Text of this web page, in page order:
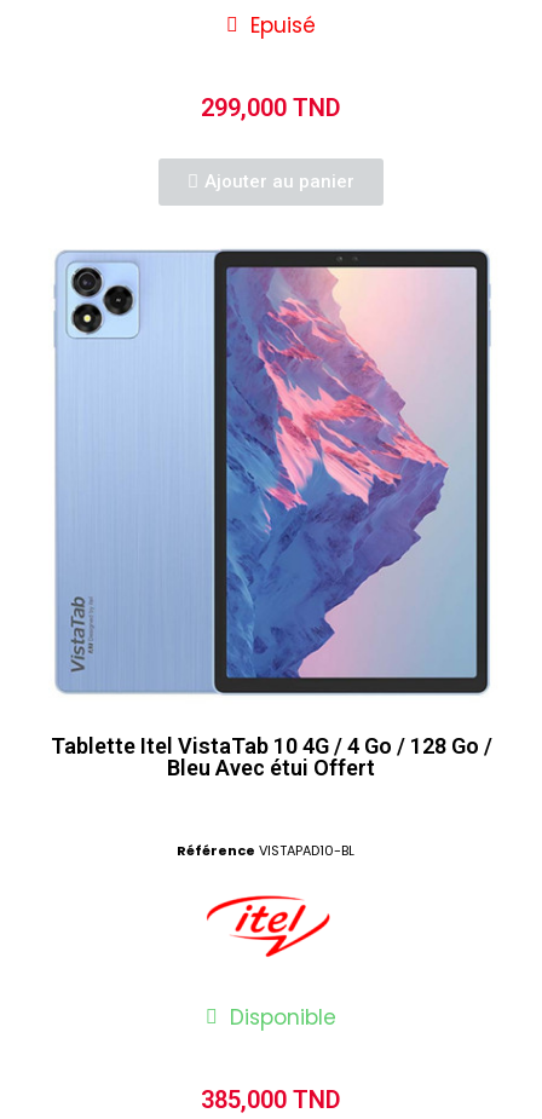
Epuisé
299,000 TND
Ajouter au panier
Tablette Itel VistaTab 10 4G / 4 Go / 128 Go /
Bleu Avec étui Offert
Référence VISTAPAD10-BL
Disponible
385,000 TND